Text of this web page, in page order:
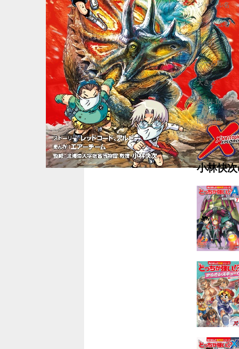
ジャンル名
アイテム名
出版社
ページ数
大きさ
ISBN-10
ISBN-13
小林快